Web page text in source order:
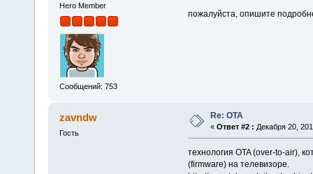
Hero Member
Сообщений: 753
пожалуйста, опишите
zavndw
Гость
Re: OTA
« Ответ #2 : Декабря 20,
технология OTA (over-to-air),
(firmware) на телевизоре.